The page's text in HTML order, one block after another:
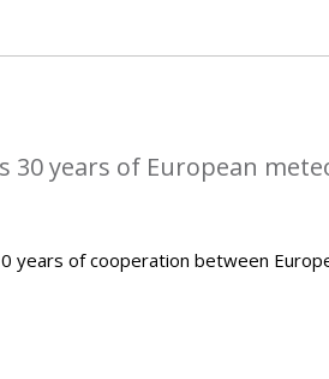
30 years of European
years of cooperation between